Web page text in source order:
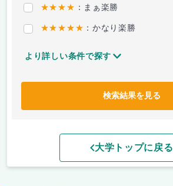
★★★★ ：まぁ楽勝
★★★★★ ：かなり楽勝
より詳しい条件で探す
検索結果を見る
大学トップに戻る